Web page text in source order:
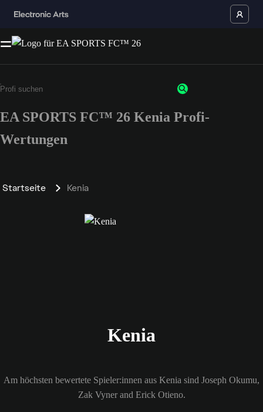
EA SPORTS FC™ 26 Kenia Profi-
Wertungen
Startseite Kenia
Kenia
Am höchsten bewertete Spieler:innen aus Kenia sind Joseph Okumu,
Zak Vyner and Erick Otieno.